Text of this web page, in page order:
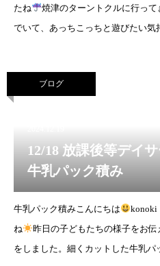
たね
焼津のターントクルに行って
でいて、あっちこっちと遊びたい
ブログ
12/18 放課後等デイ
牛乳パック積み
牛乳パック積みこんにちは
konoki
ね
昨日の子どもたちの様子をお
をしました。細くカットした牛乳